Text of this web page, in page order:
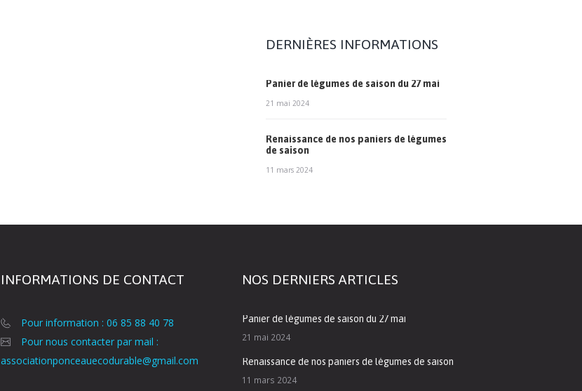
DERNIÈRES INFORMATIONS
Panier de légumes de saison du 27 mai
21 mai 2024
Renaissance de nos paniers de légumes
de saison
11 mars 2024
INFORMATIONS DE CONTACT
Pour information : 06 85 88 40 78
Pour nous contacter par mail :
associationponceauecodurable@gmail.com
NOS DERNIERS ARTICLES
Panier de légumes de saison du 27 mai
21 mai 2024
Renaissance de nos paniers de légumes de saison
11 mars 2024